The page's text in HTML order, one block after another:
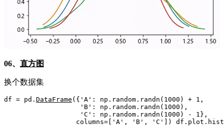
06、 直方图
换个数据集
df = pd. DataFrame ({'A': np.random.randn(1000) + 1,
                   'B': np.random.randn(1000),
                   'C': np.random.randn(1000) - 1},
columns=['A', 'B', 'C'])